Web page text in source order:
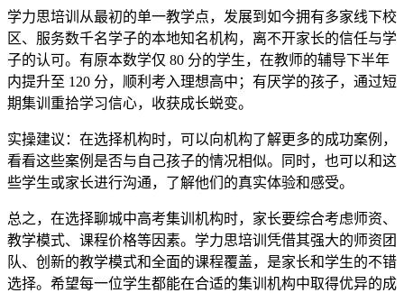
学力思培训从最初的单一教学点，发展到如今拥有多家线下校
区、服务数千名学子的本地知名机构，离不开家长的信任与学
子的认可。有原本数学仅 80 分的学生，在教师的辅导下半年
内提升至 120 分，顺利考入理想高中；有厌学的孩子，通过短
期集训重拾学习信心，收获成长蜕变。
实操建议：在选择机构时，可以向机构了解更多的成功案例，
看看这些案例是否与自己孩子的情况相似。同时，也可以和这
些学生或家长进行沟通，了解他们的真实体验和感受。
总之，在选择聊城中高考集训机构时，家长要综合考虑师资、
教学模式、课程价格等因素。学力思培训凭借其强大的师资团
队、创新的教学模式和全面的课程覆盖，是家长和学生的不错
选择。希望每一位学生都能在合适的集训机构中取得优异的成